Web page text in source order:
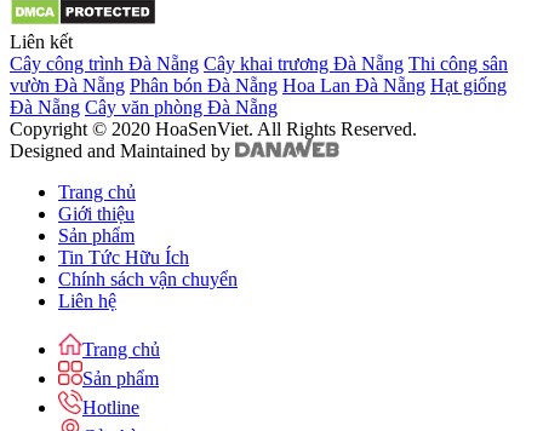
Liên kết
Cây công trình Đà Nẵng Cây khai trương Đà Nẵng Thi công sân
vườn Đà Nẵng Phân bón Đà Nẵng Hoa Lan Đà Nẵng Hạt giống
Đà Nẵng Cây văn phòng Đà Nẵng
Copyright © 2020 HoaSenViet. All Rights Reserved.
Designed and Maintained by
Trang chủ
Giới thiệu
Sản phẩm
Tin Tức Hữu Ích
Chính sách vận chuyển
Liên hệ
Trang chủ
Sản phẩm
Hotline